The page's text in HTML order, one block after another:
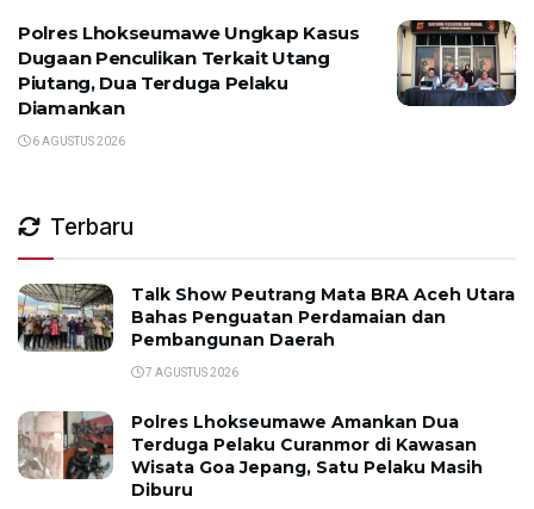
Polres Lhokseumawe Ungkap Kasus
Dugaan Penculikan Terkait Utang
Piutang, Dua Terduga Pelaku
Diamankan
6 AGUSTUS 2026
Terbaru
Talk Show Peutrang Mata BRA Aceh Utara
Bahas Penguatan Perdamaian dan
Pembangunan Daerah
7 AGUSTUS 2026
Polres Lhokseumawe Amankan Dua
Terduga Pelaku Curanmor di Kawasan
Wisata Goa Jepang, Satu Pelaku Masih
Diburu